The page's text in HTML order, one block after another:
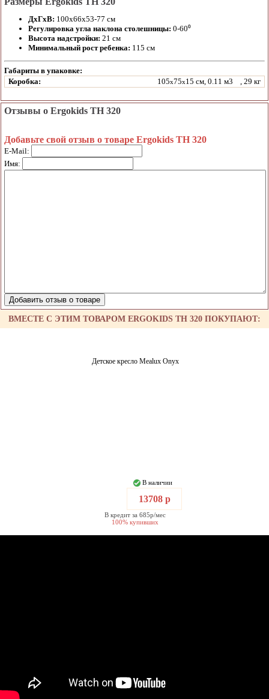
ДхГхВ: 100х66х53-77 см
Регулировка угла наклона столешницы: 0-60⁰
Высота надстройки: 21 см
Минимальный рост ребенка: 115 см
Габариты в упаковке:
Коробка:
105x75x15 см, 0.11 м3 , 29 кг
Отзывы о Ergokids TH 320
Добавьте свой отзыв о товаре Ergokids TH 320
E-Mail:
Имя:
ВМЕСТЕ С ЭТИМ ТОВАРОМ ERGOKIDS TH 320 ПОКУПАЮТ:
Детское кресло Mealux Onyx
В наличии
13708 р
В кредит за 685р/мес
100% купивших